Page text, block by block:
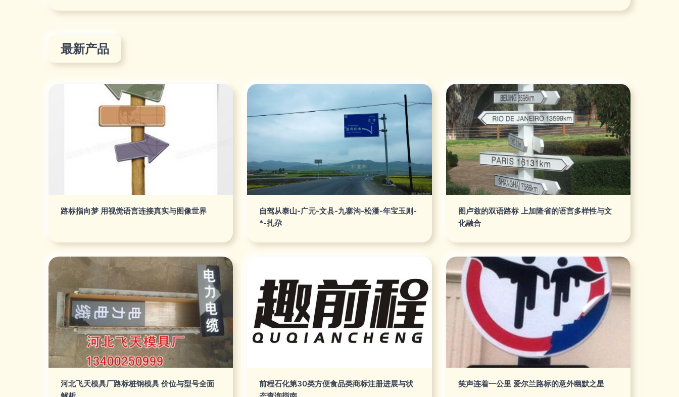
最新产品
路标指向梦 用视觉语言连接真实与图像世界
自驾从泰山-广元-文县-九寨沟-松潘-年宝玉则-
*-扎尕
图卢兹的双语路标 上加隆省的语言多样性与文
化融合
河北飞天模具厂路标桩钢模具 价位与型号全面
前程石化第30类方便食品类商标注册进展与状
笑声连着一公里 爱尔兰路标的意外幽默之星